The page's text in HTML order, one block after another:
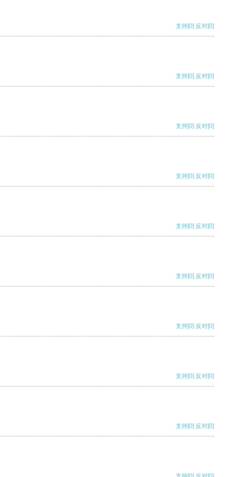
支持[0] 反对[0]
支持[0] 反对[0]
支持[0] 反对[0]
支持[0] 反对[0]
支持[0] 反对[0]
支持[0] 反对[0]
支持[0] 反对[0]
支持[0] 反对[0]
支持[0] 反对[0]